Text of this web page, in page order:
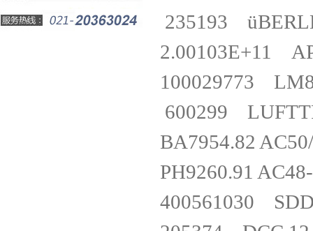
235193
2.00103E+11
100029773
600299
BA7954.82
PH9260.91
400561030